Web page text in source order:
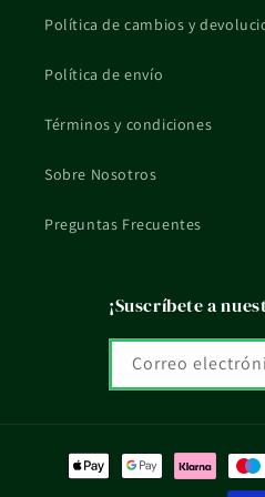
Si tienes una situación
reactiva o tratamiento en
consejo profesional ni el
Política de cambios y
Política de envío
Términos y condiciones
Sobre Nosotros
Preguntas Frecuentes
¡Suscríbete a
Correo
Formas